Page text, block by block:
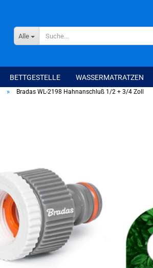
Alle
BETTGESTELLE WASSERMATRATZEN
» Bradas WL-2198 Hahnanschluß 1/2 + 3/4 Zoll